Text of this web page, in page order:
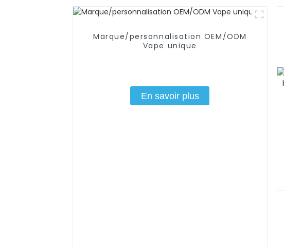
Marque/personnalisation OEM/ODM
Vape unique
En savoir plus